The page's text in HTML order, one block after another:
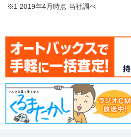
※1 2019年4月時点 当社調べ